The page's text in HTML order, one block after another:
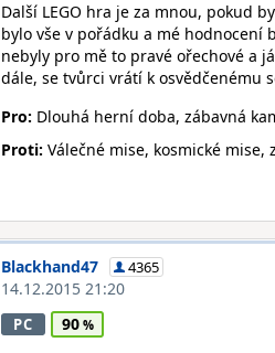
Další LEGO hra je za mnou, pokud
bylo vše v pořádku a mé hodnocení
nebyly pro mě to pravé ořechové a
dále, se tvůrci vrátí k osvědčenému
Pro: Dlouhá herní doba, zábavná
Proti: Válečné mise, kosmické mise,
Blackhand47 4365
14.12.2015 21:20
PC
90